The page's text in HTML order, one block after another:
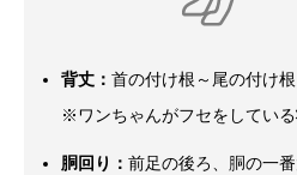
背丈： 首の付け根～尾の付け根
※ワンちゃんがフセをしている
胴回り： 前足の後ろ、胴の一